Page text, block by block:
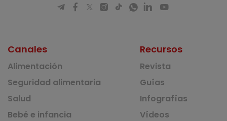
Canales
Alimentación
Seguridad alimentaria
Salud
Bebé e infancia
Recursos
Revista
Guías
Infografías
Vídeos